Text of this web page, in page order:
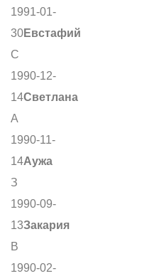
1991-01-
30Евстафий
С
1990-12-
14Светлана
А
1990-11-
14Аужа
З
1990-09-
13Закария
В
1990-02-